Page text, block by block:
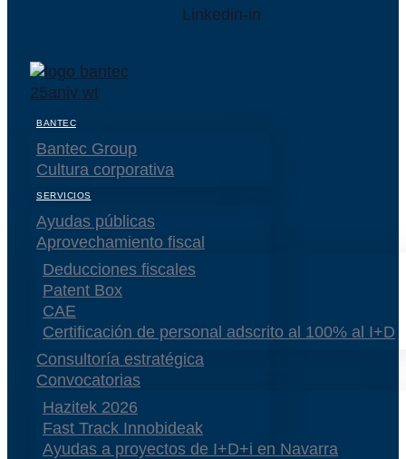
Linkedin-in
BANTEC
Bantec Group
Cultura corporativa
SERVICIOS
Ayudas públicas
Aprovechamiento fiscal
Deducciones fiscales
Patent Box
CAE
Certificación de personal adscrito al 100% al I+D
Consultoría estratégica
Convocatorias
Hazitek 2026
Fast Track Innobideak
Ayudas a proyectos de I+D+i en Navarra